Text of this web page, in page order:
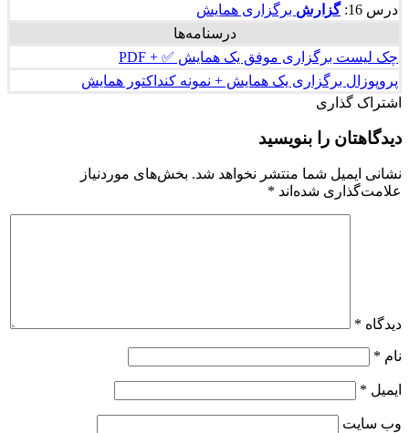
درس 16:
گزارش برگزاری همایش
درسنامه‌ها
چک لیست برگزاری موفق یک همایش ✅ + PDF
پروپوزال برگزاری یک همایش + نمونه کنداکتور همایش
اشتراک گذاری
دیدگاهتان را بنویسید
نشانی ایمیل شما منتشر نخواهد شد. بخش‌های موردنیاز
علامت‌گذاری شده‌اند *
دیدگاه *
نام *
ایمیل *
وب‌ سایت